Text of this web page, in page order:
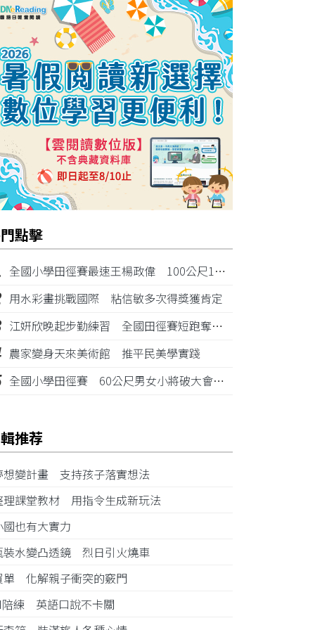
點擊
全國小學田徑賽最速王楊政偉 100公尺11秒87奪金
用水彩畫挑戰國際 粘信敏多次得獎獲肯定
江姸欣晚起步勤練習 全國田徑賽短跑奪金摘銅
農家變身天來美術館 推平民美學實踐
全國小學田徑賽 60公尺男女小將破大會紀錄
推荐
想變計畫 支持孩子落實想法
理課堂教材 用指令生成新玩法
國也有大實力
裝水變凸透鏡 烈日引火燒車
單 化解親子衝突的竅門
陪練 英語口說不卡關